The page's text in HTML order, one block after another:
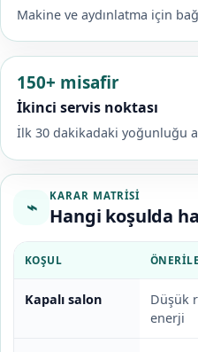
Makine ve aydınlatma için
150+ misafir
İkinci servis noktası
İlk 30 dakikadaki yoğunluğu
⌁ KARAR MATRISI
Hangi koşulda
KOŞUL
Kapalı salon
Düşük
enerji